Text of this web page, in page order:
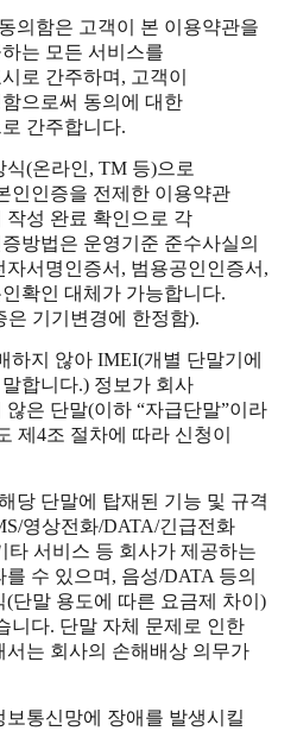
의함은 고객이 본 이용약관을
는 모든 서비스를
로 간주하며, 고객이
으로써 동의에 대한
간주합니다.
(온라인, TM 등)으로
인인증을 전제한 이용약관
작성 완료 확인으로 각
방법은 운영기준 준수사실의
서명인증서, 범용공인인증서,
확인 대체가 가능합니다.
기기변경에 한정함).
지 않아 IMEI(개별 단말기에
합니다.) 정보가 회사
은 단말(이하 “자급단말”이라
제4조 절차에 따라 신청이
당 단말에 탑재된 기능 및 규격
영상전화/DATA/긴급전화
타 서비스 등 회사가 제공하는
수 있으며, 음성/DATA 등의
단말 용도에 따른 요금제 차이)
니다. 단말 자체 문제로 인한
는 회사의 손해배상 의무가
통신망에 장애를 발생시킬